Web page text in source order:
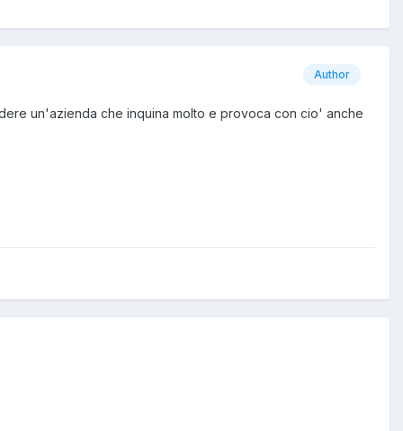
Author
un'azienda che inquina molto e provoca con cio' anche